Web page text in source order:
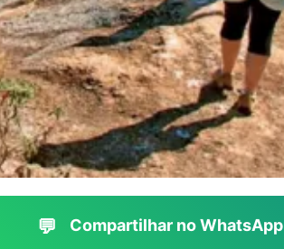
💬 Compartilhar no WhatsApp